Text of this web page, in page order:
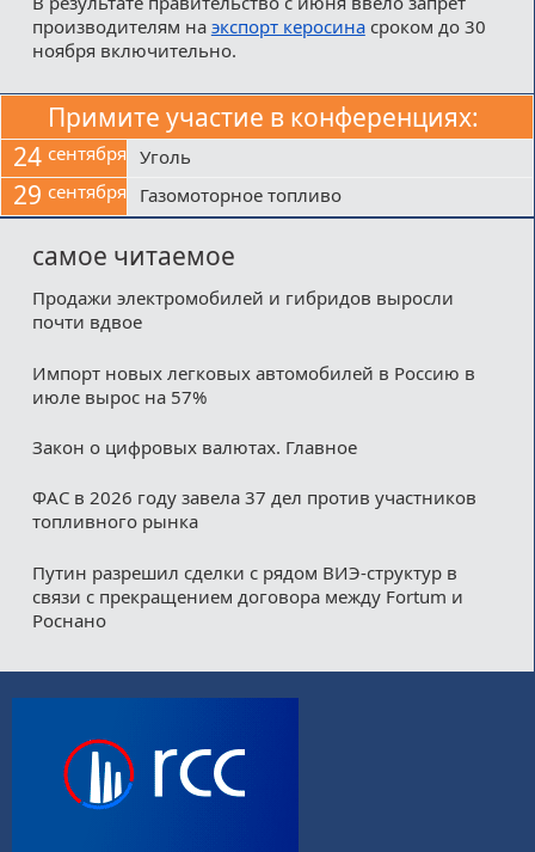
производителям на экспорт керосинасроком до 30
ноября включительно.
Примите участие в конференциях:
24 сентября Уголь
29 сентября Газомоторное топливо
самое читаемое
Продажи электромобилей и гибридов выросли
почти вдвое
Импорт новых легковых автомобилей в Россию в
июле вырос на 57%
Закон о цифровых валютах. Главное
ФАС в 2026 году завела 37 дел против участников
топливного рынка
Путин разрешил сделки с рядом ВИЭ-структур в
связи с прекращением договора между Fortum и
Роснано